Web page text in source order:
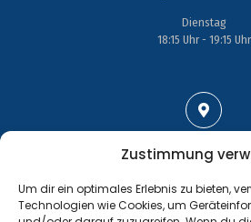
Zustimmung
Um dir ein optimales Erlebnis zu bieten,
Technologien wie Cookies, um
Dienstag
18:15 Uhr - 19:15 Uhr
Großenhainer Straße
01689 Wein­böhla